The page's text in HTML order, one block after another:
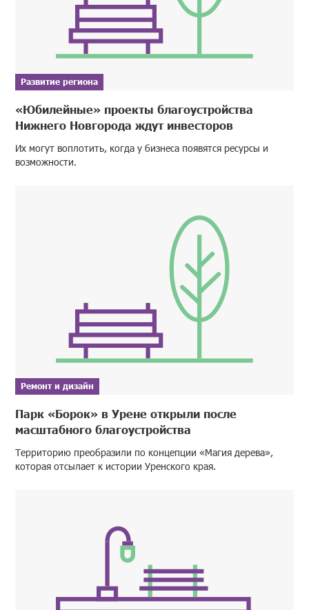
Развитие региона
«Юбилейные» проекты благоустройства
Нижнего Новгорода ждут инвесторов
Их могут воплотить, когда у бизнеса появятся ресурсы и
возможности.
Ремонт и дизайн
Парк «Борок» в Урене открыли после
масштабного благоустройства
Территорию преобразили по концепции «Магия дерева»,
которая отсылает к истории Уренского края.